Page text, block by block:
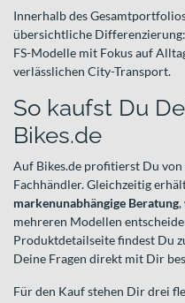
Innerhalb des
übersichtliche
FS-Modelle mit Fokus auf
verlässlichen City-Transport.
So kaufst Du
Bikes.de
Auf Bikes.de profitierst Du
Fachhändler. Gleichzeitig
markenunabhängige Beratung,
mehreren Modellen
Produktdetailseite findest Du
Deine Fragen direkt mit Dir
Für den Kauf stehen Dir drei